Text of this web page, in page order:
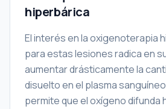
hiperbárica
El interés en la oxigenoterapia
para estas lesiones radica en
aumentar drásticamente la
disuelto en el plasma
permite que el oxígeno difunda